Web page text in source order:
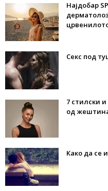
Најдобар
Секс под
7 стилски
од
Како да се